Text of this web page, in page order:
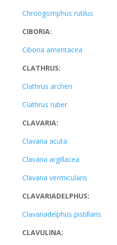
Chroogomphus rutilus
CIBORIA:
Ciboria amentacea
CLATHRUS:
Clathrus archeri
Clathrus ruber
CLAVARIA:
Clavaria acuta
Clavaria argillacea
Clavaria vermicularis
CLAVARIADELPHUS:
Clavariadelphus pistillaris
CLAVULINA: